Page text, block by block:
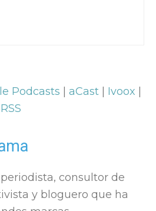
Podcasts aCast Ivoox
RSS
consultor de
y bloguero que ha